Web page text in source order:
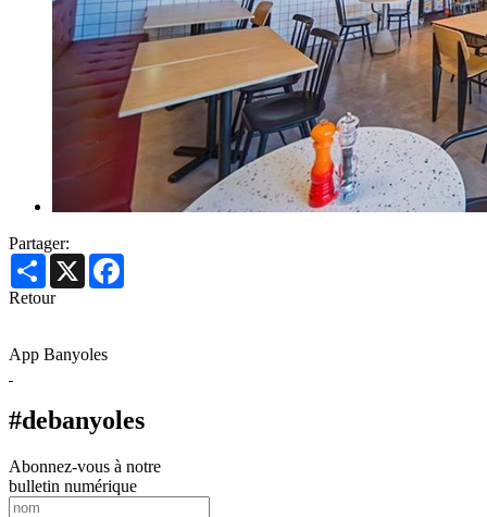
Partager:
Share X
Retour
App Banyoles
#debanyoles
Abonnez-vous à notre
bulletin numérique